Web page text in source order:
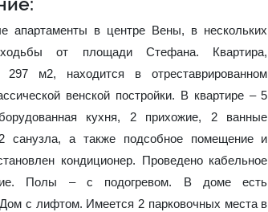
апартаменты в центре Вены, в нескольких
от площади Стефана. Квартира,
297 м2, находится в отреставрированном
венской постройки. В квартире – 5
кухня, 2 прихожие, 2 ванные
санузла, а также подсобное помещение и
кондиционер. Проведено кабельное
Полы – с подогревом. В доме есть
с лифтом. Имеется 2 парковочных места в